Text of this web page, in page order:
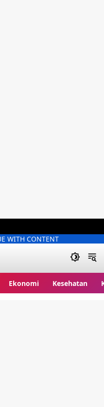
WITH CONTENT
Ekonomi Kesehatan